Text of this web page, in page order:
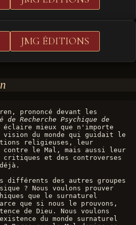
JMG ÉDITIONS
prononcé devant les
de Recherche Psychique de
éclaire mieux que n'importe
du monde qui guidait le
religieuses, leur
contre le Mal, mais aussi leur
critiques et des controverses
différents des autres groupes
? Nous voulons prouver
que le surnaturel
que si nous le prouvons,
de Dieu. Nous voulons
du monde surnaturel